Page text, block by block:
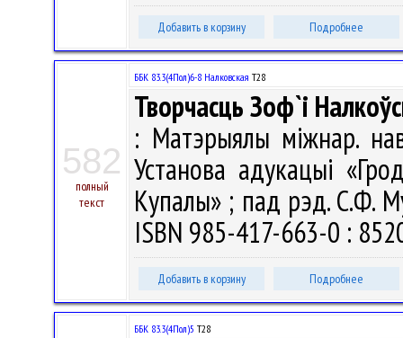
Добавить в корзину Подробнее
582
полный
текст
ББК 83.3(4Пол)6-8 Налковская Т28
Творчасць Зоф`і
: Матэрыялы міжнар.
Установа адукацыі
Купалы» ; пад рэд. С.Ф.
ISBN 985-417-663-0 :
Добавить в корзину Подробнее
ББК 83.3(4Пол)5 Т28